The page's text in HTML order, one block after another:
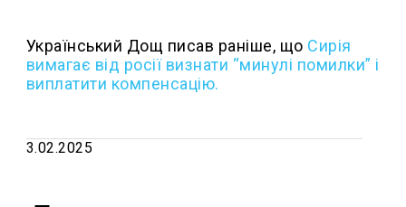
Український Дощ писав раніше, що Сирія
вимагає від росії визнати “минулі помилки” і
виплатити компенсацію.
3.02.2025